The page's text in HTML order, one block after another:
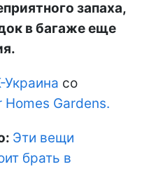
запаха,
в багаже еще
Украина со
Homes Gardens.
Эти вещи
брать в